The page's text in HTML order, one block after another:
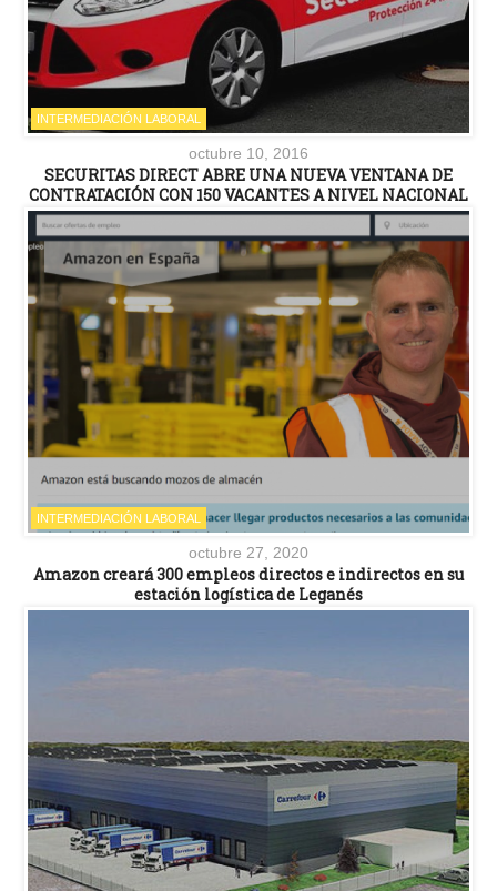
INTERMEDIACIÓN LABORAL
octubre 10, 2016
SECURITAS DIRECT ABRE UNA NUEVA VENTANA DE
CONTRATACIÓN CON 150 VACANTES A NIVEL NACIONAL
INTERMEDIACIÓN LABORAL
octubre 27, 2020
Amazon creará 300 empleos directos e indirectos en su
estación logística de Leganés